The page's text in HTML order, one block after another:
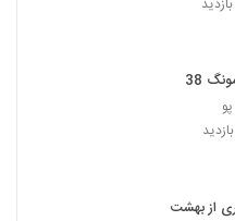
38
از بهشت